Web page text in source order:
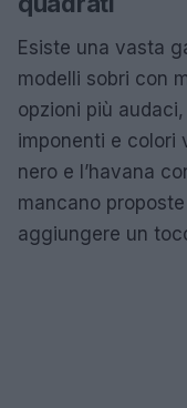
Esiste una vasta
modelli sobri con
opzioni più
imponenti e colori
nero e l’havana
mancano
aggiungere un